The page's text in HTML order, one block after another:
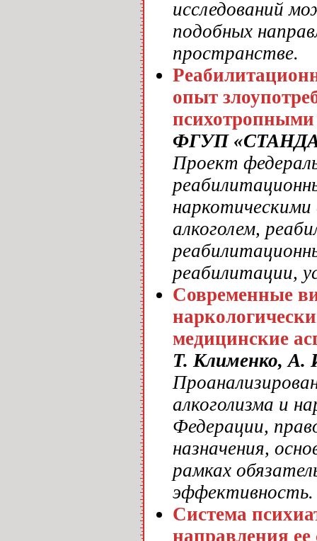
исследований
подобных
пространстве.
опыт
ФГУП
Проект
алкоголем,
реабилитации,
Современные
медицинские
Т. Клименко, А.
алкоголизма и
Федерации,
назначения,
рамках
эффективность.
Система
направления ее